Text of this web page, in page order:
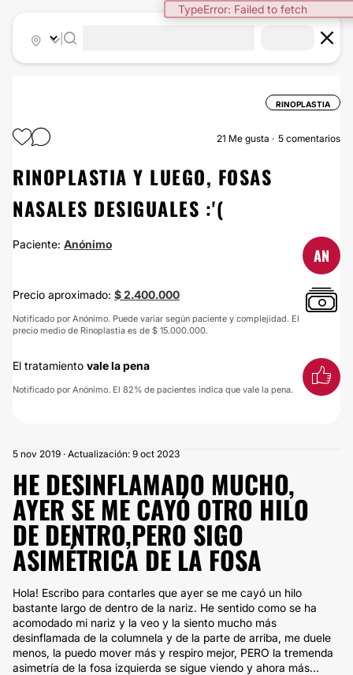
TypeError: Failed to fetch
RINOPLASTIA
21 Me gusta 5 comentarios
RINOPLASTIA Y LUEGO, FOSAS
NASALES DESIGUALES :'(
Paciente: Anónimo
AN
Precio aproximado: $ 2.400.000
Notificado por Anónimo. Puede variar según paciente y complejidad. El
precio medio de Rinoplastia es de $ 15.000.000.
El tratamiento vale la pena
Notificado por Anónimo. El 82% de pacientes indica que vale la pena.
5 nov 2019 · Actualización: 9 oct 2023
HE DESINFLAMADO MUCHO,
AYER SE ME CAYÓ OTRO HILO
DE DENTRO,PERO SIGO
ASIMÉTRICA DE LA FOSA
Hola! Escribo para contarles que ayer se me cayó un hilo
bastante largo de dentro de la nariz. He sentido como se ha
acomodado mi nariz y la veo y la siento mucho más
desinflamada de la columnela y de la parte de arriba, me duele
menos, la puedo mover más y respiro mejor, PERO la tremenda
asimetría de la fosa izquierda se sigue viendo y ahora más...